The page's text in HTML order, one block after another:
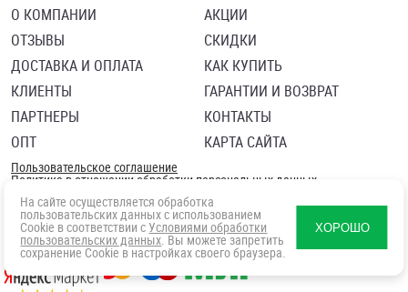
О КОМПАНИИ
ОТЗЫВЫ
ДОСТАВКА И ОПЛАТА
КЛИЕНТЫ
ПАРТНЕРЫ
ОПТ
АКЦИИ
СКИДКИ
КАК КУПИТЬ
ГАРАНТИИ И ВОЗВРАТ
КОНТАКТЫ
КАРТА САЙТА
Пользовательское соглашение
Политика в отношении обработки персональных данных
Согласие посетителя сайта на обработку персональных данны
На сайте осуществляется обработка
пользовательских данных с использованием
Cookie в соответствии с Условиями обработки
пользовательских данных. Вы можете запретить
сохранение Cookie в настройках своего браузера.
ХОРОШО